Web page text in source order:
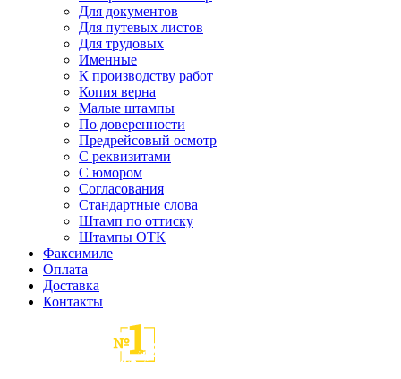
Для документов
Для путевых листов
Для трудовых
Именные
К производству работ
Копия верна
Малые штампы
По доверенности
Предрейсовый осмотр
С реквизитами
С юмором
Согласования
Стандартные слова
Штамп по оттиску
Штампы ОТК
Факсимиле
Оплата
Доставка
Контакты